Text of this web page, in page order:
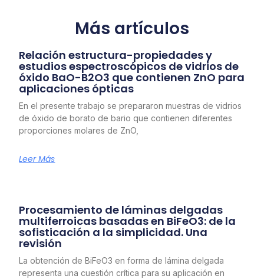
Más artículos
Relación estructura-propiedades y
estudios espectroscópicos de vidrios de
óxido BaO-B2O3 que contienen ZnO para
aplicaciones ópticas
En el presente trabajo se prepararon muestras de vidrios
de óxido de borato de bario que contienen diferentes
proporciones molares de ZnO,
Leer Más
Procesamiento de láminas delgadas
multiferroicas basadas en BiFeO3: de la
sofisticación a la simplicidad. Una
revisión
La obtención de BiFeO3 en forma de lámina delgada
representa una cuestión crítica para su aplicación en